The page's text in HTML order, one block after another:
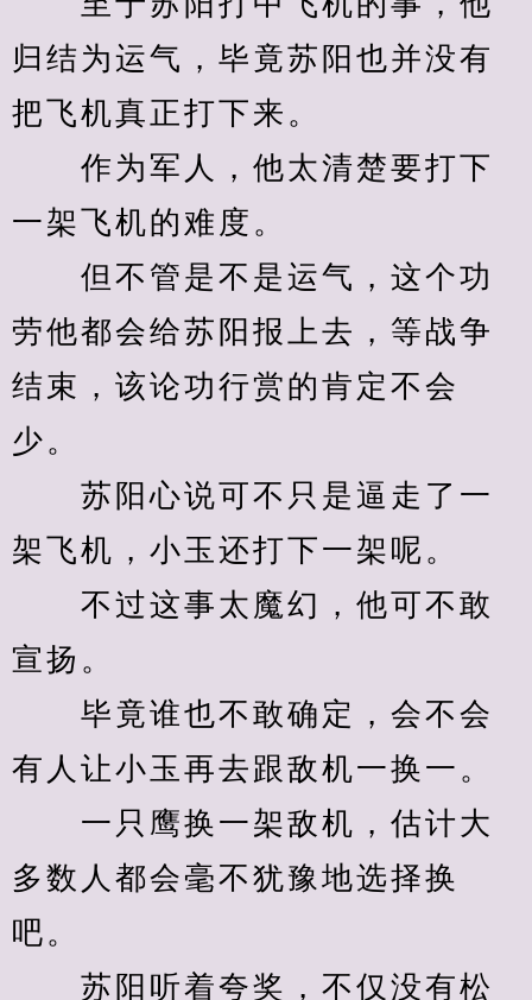
归结为运气，毕竟苏阳也并没有
把飞机真正打下来。
作为军人，他太清楚要打下
一架飞机的难度。
但不管是不是运气，这个功
劳他都会给苏阳报上去，等战争
结束，该论功行赏的肯定不会
少。
苏阳心说可不只是逼走了一
架飞机，小玉还打下一架呢。
不过这事太魔幻，他可不敢
宣扬。
毕竟谁也不敢确定，会不会
有人让小玉再去跟敌机一换一。
一只鹰换一架敌机，估计大
多数人都会毫不犹豫地选择换
吧。
苏阳听着夸奖，不仅没有松